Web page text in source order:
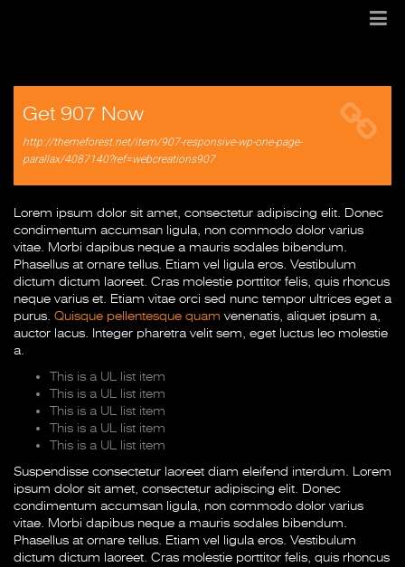
Get 907 Now
http://themeforest.net/item/907-responsive-wp-one-page-
parallax/4087140?ref=webcreations907
Lorem ipsum dolor sit amet, consectetur adipiscing elit. Donec
condimentum accumsan ligula, non commodo dolor varius
vitae. Morbi dapibus neque a mauris sodales bibendum.
Phasellus at ornare tellus. Etiam vel ligula eros. Vestibulum
dictum dictum laoreet. Cras molestie porttitor felis, quis rhoncus
neque varius et. Etiam vitae orci sed nunc tempor ultrices eget a
purus. Quisque pellentesque quam venenatis, aliquet ipsum a,
auctor lacus. Integer pharetra velit sem, eget luctus leo molestie
a.
This is a UL list item
This is a UL list item
This is a UL list item
This is a UL list item
This is a UL list item
Suspendisse consectetur laoreet diam eleifend interdum. Lorem
ipsum dolor sit amet, consectetur adipiscing elit. Donec
condimentum accumsan ligula, non commodo dolor varius
vitae. Morbi dapibus neque a mauris sodales bibendum.
Phasellus at ornare tellus. Etiam vel ligula eros. Vestibulum
dictum dictum laoreet. Cras molestie porttitor felis, quis rhoncus